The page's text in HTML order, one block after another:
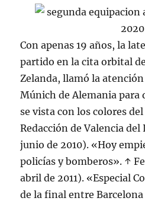
Con apenas 19 años, la
partido en la cita orbital
Zelanda, llamó la
Múnich de Alemania para
se vista con los colores
Redacción de Valencia del
junio de 2010). «Hoy
policías y bomberos». ↑
abril de 2011). «Especial
de la final entre